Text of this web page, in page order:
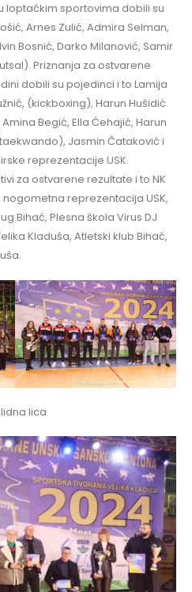
loptačkim sportovima dobili su
Arnes Zulić, Admira Selman,
Bosnić, Darko Milanović, Samir
Priznanja za ostvarene
dobili su pojedinci i to Lamija
(kickboxing), Harun Hušidić
Begić, Ella Ćehajić, Harun
Jasmin Čataković i
reprezentacije USK.
za ostvarene rezultate i to NK
reprezentacija USK,
Bihać, Plesna škola Virus DJ
Kladuša, Atletski klub Bihać,
lica